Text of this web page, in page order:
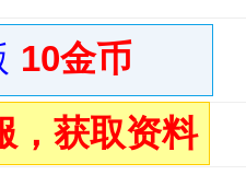
10金币
，获取资料